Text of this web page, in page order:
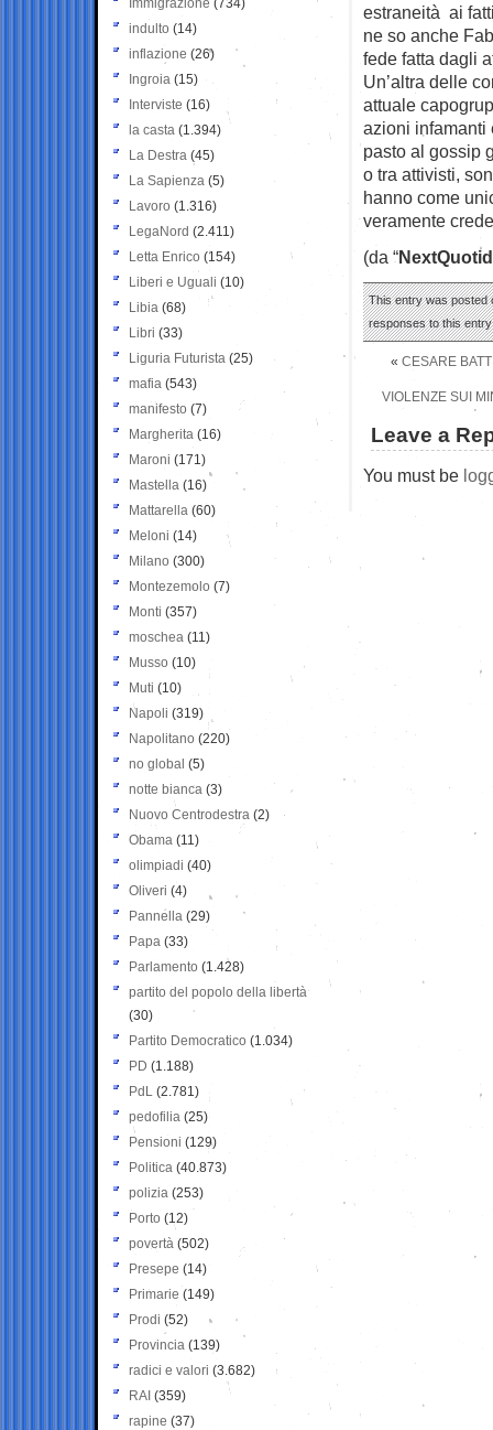
estraneità ai
ne so anche
fede fatta dagli
Un’altra delle
attuale
azioni infamanti
pasto al gossip
o tra attivisti,
hanno come
veramente
(da “
This entry was posted
responses to this
« CESARE
VIOLENZE SUI
Leave a
You must be
Immigrazione (734)
indulto (14)
inflazione (26)
Ingroia (15)
Interviste (16)
la casta (1.394)
La Destra (45)
La Sapienza (5)
Lavoro (1.316)
LegaNord (2.411)
Letta Enrico (154)
Liberi e Uguali (10)
Libia (68)
Libri (33)
Liguria Futurista (25)
mafia (543)
manifesto (7)
Margherita (16)
Maroni (171)
Mastella (16)
Mattarella (60)
Meloni (14)
Milano (300)
Montezemolo (7)
Monti (357)
moschea (11)
Musso (10)
Muti (10)
Napoli (319)
Napolitano (220)
no global (5)
notte bianca (3)
Nuovo Centrodestra (2)
Obama (11)
olimpiadi (40)
Oliveri (4)
Pannella (29)
Papa (33)
Parlamento (1.428)
partito del popolo della libertà
(30)
Partito Democratico (1.034)
PD (1.188)
PdL (2.781)
pedofilia (25)
Pensioni (129)
Politica (40.873)
polizia (253)
Porto (12)
povertà (502)
Presepe (14)
Primarie (149)
Prodi (52)
Provincia (139)
radici e valori (3.682)
RAI (359)
rapine (37)